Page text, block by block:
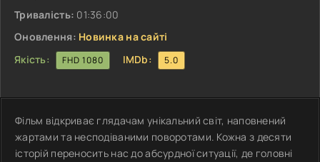
Тривалість: 01:36:00
Оновлення: Новинка на сайті
Якість:
FHD 1080 IMDb: 5.0
Фільм відкриває глядачам унікальний світ, наповнений
жартами та несподіваними поворотами. Кожна з десяти
історій переносить нас до абсурдної ситуації, де головні